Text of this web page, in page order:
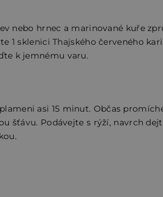
nebo hrnec a marinované kuře
1 sklenici Thajského červeného
k jemnému varu.
asi 15 minut. Občas
šťávu. Podávejte s rýží, navrch